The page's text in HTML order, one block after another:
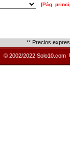
[Pág.
** Precios
© 2002/2022 Solo10.com